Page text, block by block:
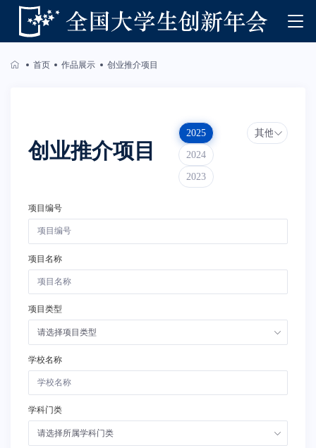
首页 作品展示 创业推介项目
创业推介项目
2025
2024
2023
其他年份
项目编号
项目名称
项目类型
请选择项目类型
学校名称
学科门类
请选择所属学科门类